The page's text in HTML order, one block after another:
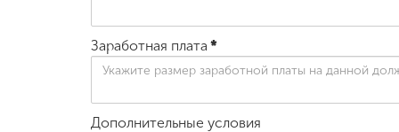
Заработная плата *
Дополнительные условия